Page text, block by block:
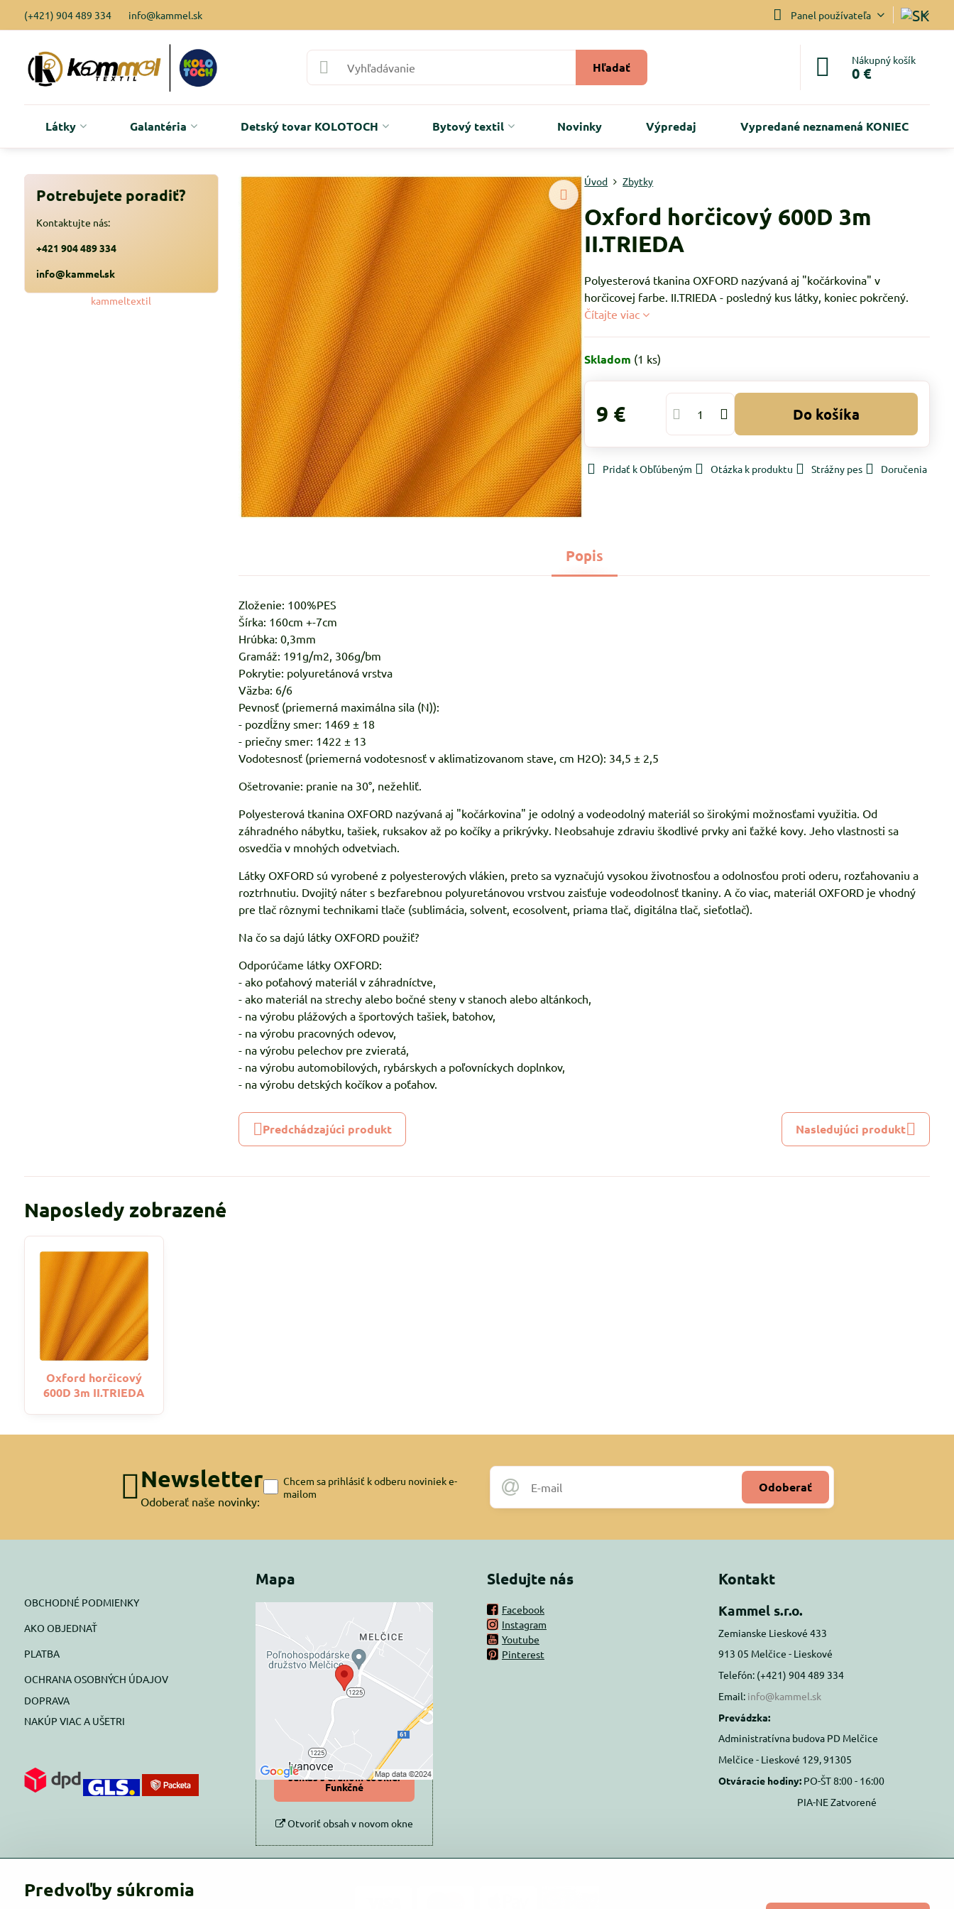
(+421) 904 489 334 info@kammel.sk Panel používateľa
Hľadať Nákupný košík
0 €
Látky Galantéria Detský tovar KOLOTOCH Bytový textil Novinky Výpredaj Vypredané neznamená KONIEC
Úvod Zbytky
Oxford horčicový 600D 3m
II.TRIEDA
Polyesterová tkanina OXFORD nazývaná aj "kočárkovina" v
horčicovej farbe. II.TRIEDA - posledný kus látky, koniec pokrčený.
Čítajte viac
Skladom (1 ks)
9 € Do košíka
Pridať k Obľúbeným Otázka k produktu Strážny pes Doručenia
Popis
Zloženie: 100%PES
Šírka: 160cm +-7cm
Hrúbka: 0,3mm
Gramáž: 191g/m2, 306g/bm
Pokrytie: polyuretánová vrstva
Väzba: 6/6
Pevnosť (priemerná maximálna sila (N)):
- pozdĺžny smer: 1469 ± 18
- priečny smer: 1422 ± 13
Vodotesnosť (priemerná vodotesnosť v aklimatizovanom stave, cm H2O): 34,5 ± 2,5
Ošetrovanie: pranie na 30°, nežehliť.
Polyesterová tkanina OXFORD nazývaná aj "kočárkovina" je odolný a vodeodolný materiál so širokými možnosťami využitia. Od
záhradného nábytku, tašiek, ruksakov až po kočíky a prikrývky. Neobsahuje zdraviu škodlivé prvky ani ťažké kovy. Jeho vlastnosti sa
osvedčia v mnohých odvetviach.
Látky OXFORD sú vyrobené z polyesterových vlákien, preto sa vyznačujú vysokou životnosťou a odolnosťou proti oderu, rozťahovaniu a
roztrhnutiu. Dvojitý náter s bezfarebnou polyuretánovou vrstvou zaisťuje vodeodolnosť tkaniny. A čo viac, materiál OXFORD je vhodný
pre tlač rôznymi technikami tlače (sublimácia, solvent, ecosolvent, priama tlač, digitálna tlač, sieťotlač).
Na čo sa dajú látky OXFORD použiť?
Odporúčame látky OXFORD:
- ako poťahový materiál v záhradníctve,
- ako materiál na strechy alebo bočné steny v stanoch alebo altánkoch,
- na výrobu plážových a športových tašiek, batohov,
- na výrobu pracovných odevov,
- na výrobu pelechov pre zvieratá,
- na výrobu automobilových, rybárskych a poľovníckych doplnkov,
- na výrobu detských kočíkov a poťahov.
Predchádzajúci produkt Nasledujúci produkt
Potrebujete poradiť?
Kontaktujte nás:
+421 904 489 334
info@kammel.sk
kammeltextil
Naposledy zobrazené
Oxford horčicový
600D 3m II.TRIEDA
Newsletter
Odoberať naše novinky:
Odoberať
Chcem sa prihlásiť k odberu noviniek e-
mailom
OBCHODNÉ PODMIENKY
AKO OBJEDNAŤ
PLATBA
OCHRANA OSOBNÝCH ÚDAJOV
DOPRAVA
NAKÚP VIAC A UŠETRI
Mapa
Externý obsah je
blokovaný Voľbami
súkromia
Prajete si načítať externý obsah?
Povoliť tentokrát
Povoliť a zapamätať -
súhlas s druhom cookie:
Funkčné
Otvoriť obsah v novom okne
Sledujte nás
Facebook
Instagram
Youtube
Pinterest
Kontakt
Kammel s.r.o.
Zemianske Lieskové 433
913 05 Melčice - Lieskové
Telefón: (+421) 904 489 334
Email: info@kammel.sk
Prevádzka:
Administratívna budova PD Melčice
Melčice - Lieskové 129, 91305
Otváracie hodiny: PO-ŠT 8:00 - 16:00
PIA-NE Zatvorené
Predvoľby súkromia